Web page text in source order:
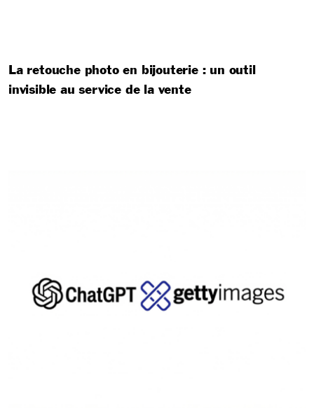
La retouche photo en bijouterie : un outil
invisible au service de la vente